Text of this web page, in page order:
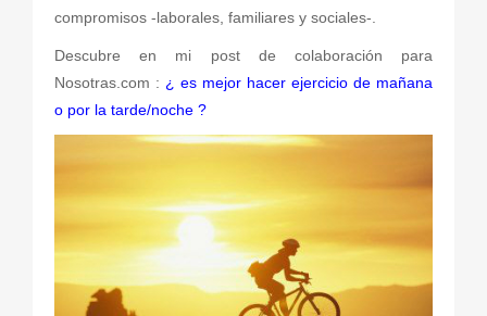
compromisos -laborales, familiares y sociales-.
Descubre en mi post de colaboración para
Nosotras.com : ¿ es mejor hacer ejercicio de mañana
o por la tarde/noche ?